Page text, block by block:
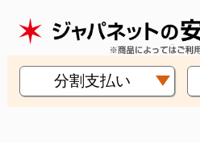
分割支払い